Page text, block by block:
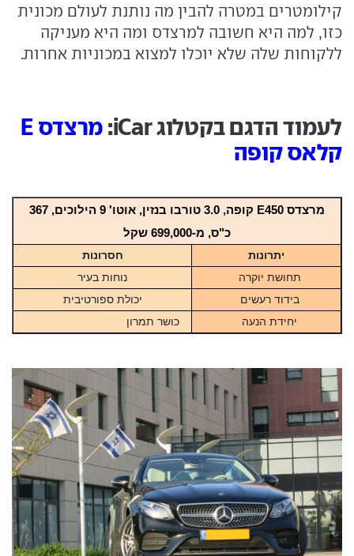
קילומטרים במטרה להבין מה נותנת לעולם מכונית
כזו, למה היא חשובה למרצדס ומה היא מעניקה
ללקוחות שלה שלא יוכלו למצוא במכוניות אחרות.
לעמוד הדגם בקטלוג iCar:
מרצדס E
קלאס קופה
מרצדס E450 קופה, 3.0 טורבו בנזין, אוטו' 9 הילוכים, 367
כ"ס, מ-699,000 שקל
יתרונות
חסרונות
תחושת יוקרה
נוחות בעיר
בידוד רעשים
יכולת ספורטיבית
יחידת הנעה
כושר תמרון